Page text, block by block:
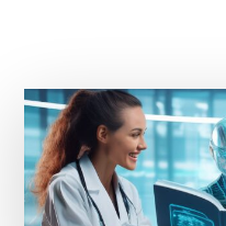
SHOPPT)
MAN
MIT
GEHHILFE?